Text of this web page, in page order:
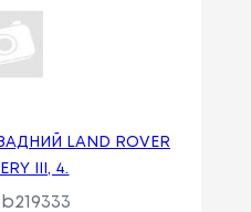
LAND ROVER
III, 4.